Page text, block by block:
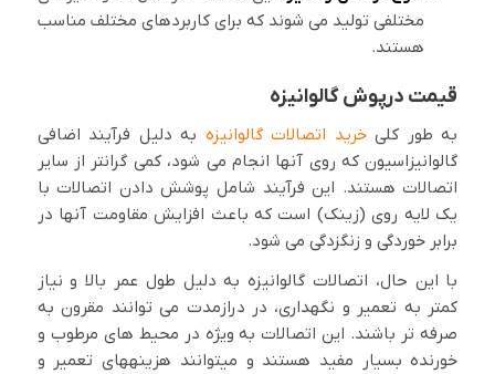
مختلفی تولید می شوند که برای کاربردهای مختلف مناسب
هستند.
قیمت درپوش گالوانیزه
به طور کلیخرید اتصالات گالوانیزه به دلیل فرآیند اضافی
گالوانیزاسیون که روی آنها انجام می شود، کمی گرانتر از سایر
اتصالات هستند. این فرآیند شامل پوشش دادن اتصالات با
یک لایه روی (زینک) است که باعث افزایش مقاومت آنها در
برابر خوردگی و زنگزدگی می شود.
با این حال، اتصالات گالوانیزه به دلیل طول عمر بالا و نیاز
کمتر به تعمیر و نگهداری، در درازمدت می توانند مقرون به
صرفه تر باشند. این اتصالات به ویژه در محیط های مرطوب و
خورنده بسیار مفید هستند و میتوانند هزینههای تعمیر و